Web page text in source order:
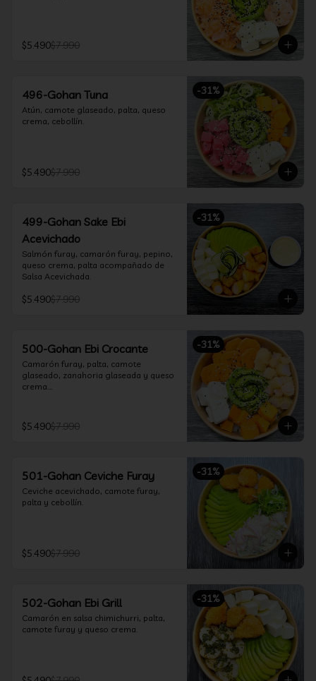
$5.490$7.990
-31%
496-Gohan Tuna
Atún, camote glaseado, palta, queso
crema, cebollín.
$5.490$7.990
-31%
499-Gohan Sake Ebi
Acevichado
Salmón furay, camarón furay, pepino,
queso crema, palta acompañado de
Salsa Acevichada.
$5.490$7.990
-31%
500-Gohan Ebi Crocante
Camarón furay, palta, camote
glaseado, zanahoria glaseada y queso
crema.
$5.490$7.990
-31%
501-Gohan Ceviche Furay
Ceviche acevichado, camote furay,
palta y cebollín.
$5.490$7.990
-31%
502-Gohan Ebi Grill
Camarón en salsa chimichurri, palta,
camote furay y queso crema.